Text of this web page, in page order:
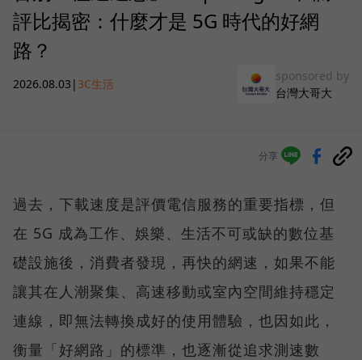
評比揭密：什麼才是 5G 時代的好網
路？
2026.08.03 | 3C生活
sponsored by
台灣大哥大
分享
過去，下載速度是評價電信服務的重要指標，但
在 5G 成為工作、娛樂、生活不可或缺的數位基
礎設施後，消費者發現，再快的網速，如果不能
讓其在人潮聚集、高速移動或室內空間維持穩定
連線，即無法轉換成好的使用體驗，也因如此，
衡量「好網路」的標準，也逐漸從追求測速數